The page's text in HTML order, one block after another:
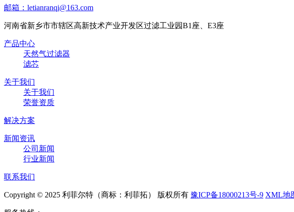
邮箱：letianranqi@163.com
河南省新乡市市辖区高新技术产业开发区过滤工业园B1座、E3座
产品中心
天然气过滤器
滤芯
关于我们
关于我们
荣誉资质
解决方案
新闻资讯
公司新闻
行业新闻
联系我们
Copyright © 2025 利菲尔特（商标：利菲拓） 版权所有 豫ICP备18000213号-9 XML地